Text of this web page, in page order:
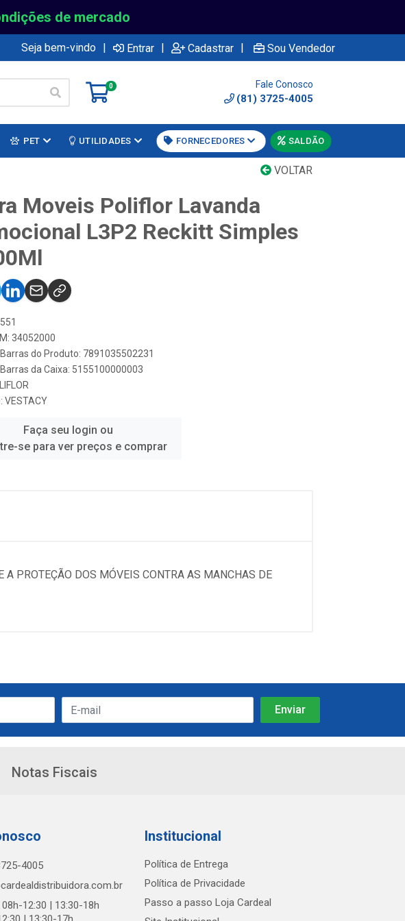
de mercado
Seja bem-vindo | Entrar | Cadastrar | Sou Vendedor
0 Fale Conosco
(81) 3725-4005
PET UTILIDADES FORNECEDORES SALDÃO
VOLTAR
Moveis Poliflor Lavanda
L3P2 Reckitt Simples
34052000
do Produto: 7891035502231
da Caixa: 5155100000003
VESTACY
Faça seu login ou
se para ver preços e comprar
A PROTEÇÃO DOS MÓVEIS CONTRA AS MANCHAS DE
Notas Fiscais
4005
08h-12:30 | 13:30-18h
Institucional
Política de Entrega
Política de Privacidade
Passo a passo Loja Cardeal